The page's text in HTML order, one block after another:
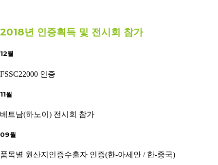
2018년 인증획득 및 전시회 참가
12월
FSSC22000 인증
11월
베트남(하노이) 전시회 참가
09월
품목별 원산지인증수출자 인증(한-아세안 / 한-중국)